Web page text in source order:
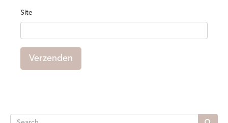
Site
Verzenden
Search